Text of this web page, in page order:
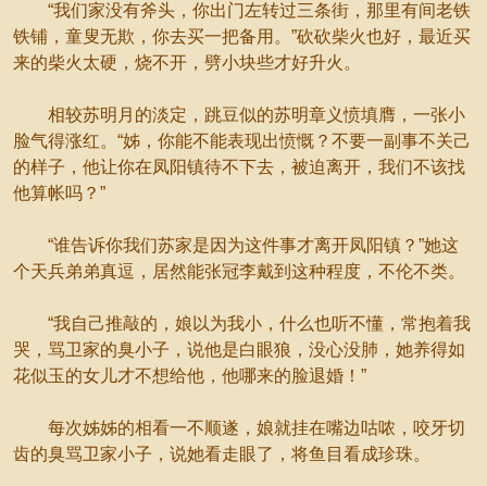
“我们家没有斧头，你出门左转过三条街，那里有间老铁
铁铺，童叟无欺，你去买一把备用。”砍砍柴火也好，最近买
来的柴火太硬，烧不开，劈小块些才好升火。
相较苏明月的淡定，跳豆似的苏明章义愤填膺，一张小
脸气得涨红。“姊，你能不能表现出愤慨？不要一副事不关己
的样子，他让你在凤阳镇待不下去，被迫离开，我们不该找
他算帐吗？”
“谁告诉你我们苏家是因为这件事才离开凤阳镇？”她这
个天兵弟弟真逗，居然能张冠李戴到这种程度，不伦不类。
“我自己推敲的，娘以为我小，什么也听不懂，常抱着我
哭，骂卫家的臭小子，说他是白眼狼，没心没肺，她养得如
花似玉的女儿才不想给他，他哪来的脸退婚！”
每次姊姊的相看一不顺遂，娘就挂在嘴边咕哝，咬牙切
齿的臭骂卫家小子，说她看走眼了，将鱼目看成珍珠。